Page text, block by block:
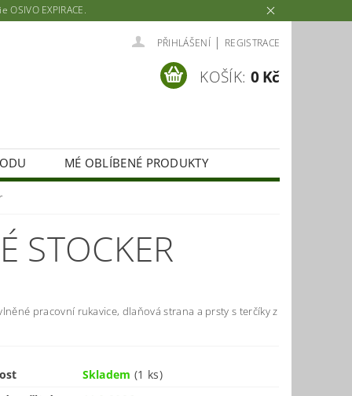
EXPIRACE.
PŘIHLÁŠENÍ | REGISTRACE
KOŠÍK: 0 Kč
MÉ OBLÍBENÉ PRODUKTY
STOCKER
pracovní rukavice, dlaňová strana a prsty s terčíky z
Skladem(1 ks)